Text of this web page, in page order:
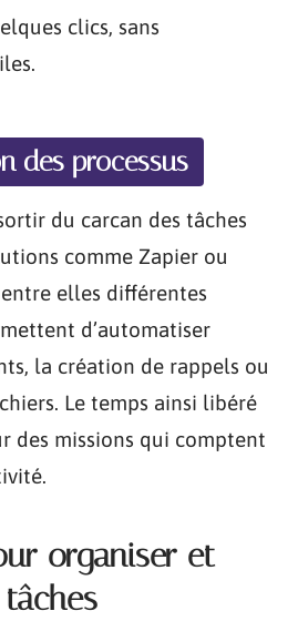
clics, sans
des processus
du carcan des tâches
comme Zapier ou
elles différentes
d’automatiser
la création de rappels ou
Le temps ainsi libéré
des missions qui comptent
organiser et